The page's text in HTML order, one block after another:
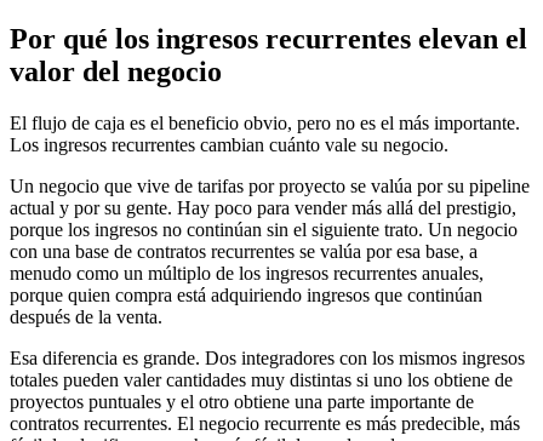
Por qué los ingresos recurrentes elevan el
valor del negocio
El flujo de caja es el beneficio obvio, pero no es el más importante.
Los ingresos recurrentes cambian cuánto vale su negocio.
Un negocio que vive de tarifas por proyecto se valúa por su pipeline
actual y por su gente. Hay poco para vender más allá del prestigio,
porque los ingresos no continúan sin el siguiente trato. Un negocio
con una base de contratos recurrentes se valúa por esa base, a
menudo como un múltiplo de los ingresos recurrentes anuales,
porque quien compra está adquiriendo ingresos que continúan
después de la venta.
Esa diferencia es grande. Dos integradores con los mismos ingresos
totales pueden valer cantidades muy distintas si uno los obtiene de
proyectos puntuales y el otro obtiene una parte importante de
contratos recurrentes. El negocio recurrente es más predecible, más